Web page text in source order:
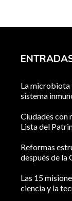
La microbiota
sistema
Ciudades con
Lista del
Reformas
después de la
Las 15
ciencia y la